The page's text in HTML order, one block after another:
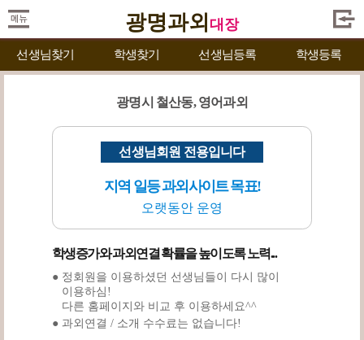
광명과외 대장
선생님찾기 학생찾기 선생님등록 학생등록
광명시 철산동, 영어과외
선생님회원 전용입니다
지역 일등 과외사이트 목표!
오랫동안 운영
학생증가와 과외연결 확률을 높이도록 노력...
● 정회원을 이용하셨던 선생님들이 다시 많이
이용하심!
다른 홈페이지와 비교 후 이용하세요^^
● 과외연결 / 소개 수수료는 없습니다!